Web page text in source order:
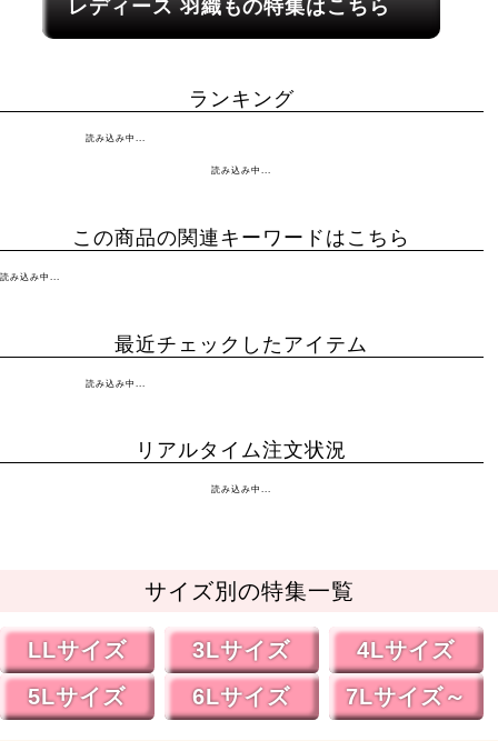
レディース 羽織もの特集はこちら
ランキング
読み込み中...
読み込み中...
この商品の関連キーワードはこちら
読み込み中...
最近チェックしたアイテム
読み込み中...
リアルタイム注文状況
読み込み中...
サイズ別の特集一覧
LLサイズ 3Lサイズ
4Lサイズ
5Lサイズ
6Lサイズ 7Lサイズ～